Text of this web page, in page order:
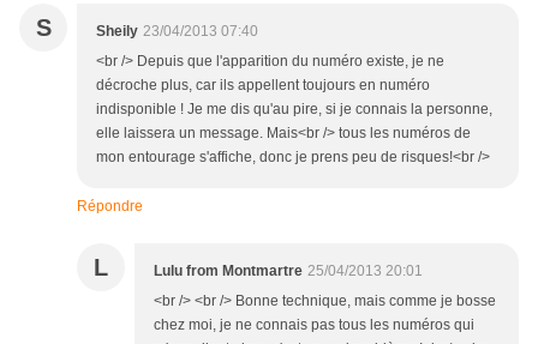
S Sheily 23/04/2013 07:40
<br /> Depuis que l'apparition du numéro existe, je ne
décroche plus, car ils appellent toujours en numéro
indisponible ! Je me dis qu'au pire, si je connais la personne,
elle laissera un message. Mais<br /> tous les numéros de
mon entourage s'affiche, donc je prens peu de risques!<br />
Répondre
L Lulu from Montmartre 25/04/2013 20:01
<br /> <br /> Bonne technique, mais comme je bosse
chez moi, je ne connais pas tous les numéros qui